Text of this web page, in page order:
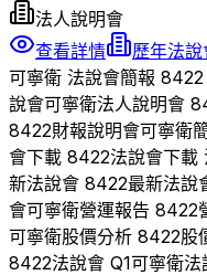
法人說明會
查看詳情
歷年法說
可寧衛 法說會簡報 8422
說會可寧衛法人說明會
8422財報說明會可寧衛
會下載 8422法說會下載
新法說會 8422最新法說
會可寧衛營運報告 8422
可寧衛股價分析 8422股
8422法說會 Q1可寧衛法